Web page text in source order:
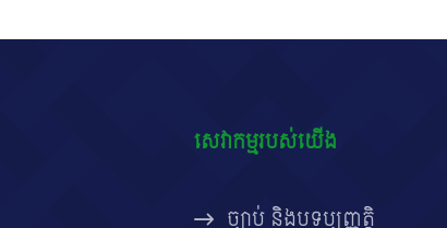
សេវាកម្មរបស់យើង
ច្បាប់ និងបទប្បញ្ញត្តិ